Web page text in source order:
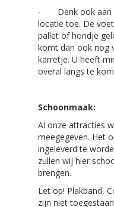
- Denk ook aan
locatie toe. De
pallet of hondje
komt dan ook nog
karretje. U heeft
overal langs te
Schoonmaak:
Al onze attracties
meegegeven. Het
ingeleverd te
zullen wij hier
brengen.
Let op! Plakband,
zijn niet